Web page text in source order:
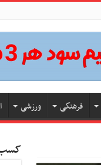
فرهنگی ورزشی
کسب